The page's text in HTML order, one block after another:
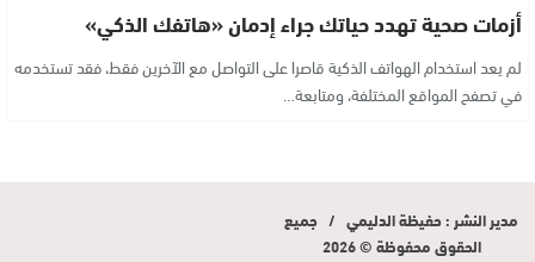
أزمات صحية تهدد حياتك جراء إدمان «هاتفك الذكي»
لم يعد استخدام الهواتف الذكية قاصرا على التواصل مع الآخرين فقط، فقد تستخدمه
في تصفح المواقع المختلفة، ومتابعة…
مدير النشر : حفيظة الدليمي / جميع
الحقوق محفوظة © 2026